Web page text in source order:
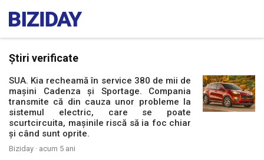
Știri verificate
SUA. Kia recheamă în service 380 de mii de
mașini Cadenza și Sportage. Compania
transmite că din cauza unor probleme la
sistemul electric, care se poate
scurtcircuita, mașinile riscă să ia foc chiar
și când sunt oprite.
Biziday · acum 5 ani